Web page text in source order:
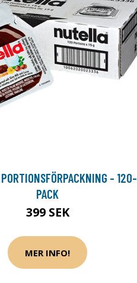
- 120-
PACK
399 SEK
MER INFO!